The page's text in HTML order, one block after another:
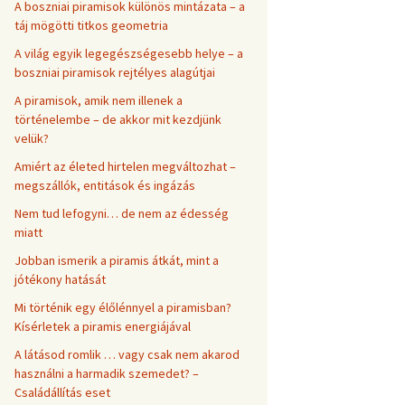
A boszniai piramisok különös mintázata – a
táj mögötti titkos geometria
A világ egyik legegészségesebb helye – a
boszniai piramisok rejtélyes alagútjai
A piramisok, amik nem illenek a
történelembe – de akkor mit kezdjünk
velük?
Amiért az életed hirtelen megváltozhat –
megszállók, entitások és ingázás
Nem tud lefogyni… de nem az édesség
miatt
Jobban ismerik a piramis átkát, mint a
jótékony hatását
Mi történik egy élőlénnyel a piramisban?
Kísérletek a piramis energiájával
A látásod romlik … vagy csak nem akarod
használni a harmadik szemedet? –
Családállítás eset